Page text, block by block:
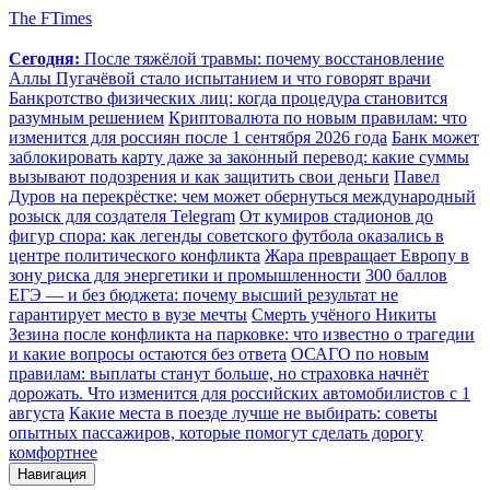
The FTimes
Сегодня: После тяжёлой травмы: почему восстановление
Аллы Пугачёвой стало испытанием и что говорят врачи
Банкротство физических лиц: когда процедура становится
разумным решением Криптовалюта по новым правилам: что
изменится для россиян после 1 сентября 2026 года Банк может
заблокировать карту даже за законный перевод: какие суммы
вызывают подозрения и как защитить свои деньги Павел
Дуров на перекрёстке: чем может обернуться международный
розыск для создателя Telegram От кумиров стадионов до
фигур спора: как легенды советского футбола оказались в
центре политического конфликта Жара превращает Европу в
зону риска для энергетики и промышленности 300 баллов
ЕГЭ — и без бюджета: почему высший результат не
гарантирует место в вузе мечты Смерть учёного Никиты
Зезина после конфликта на парковке: что известно о трагедии
и какие вопросы остаются без ответа ОСАГО по новым
правилам: выплаты станут больше, но страховка начнёт
дорожать. Что изменится для российских автомобилистов с 1
августа Какие места в поезде лучше не выбирать: советы
опытных пассажиров, которые помогут сделать дорогу
комфортнее
Навигация